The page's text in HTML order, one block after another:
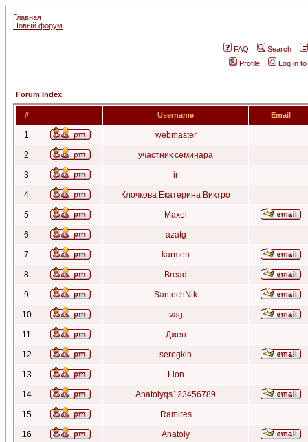
Главная
Новый форум
FAQ
Search
Profile
Log in
Forum Index
# Username Email
1 webmaster
2 участник семинара
3 ir
4 Клочкова Екатерина Виктро
5 Maxel
6 azatg
7 karmen
8 Bread
9 SantechNik
10 vag
11 Джен
12 seregkin
13 Lion
14 Anatolyqs123456789
15 Ramires
16 Anatoly